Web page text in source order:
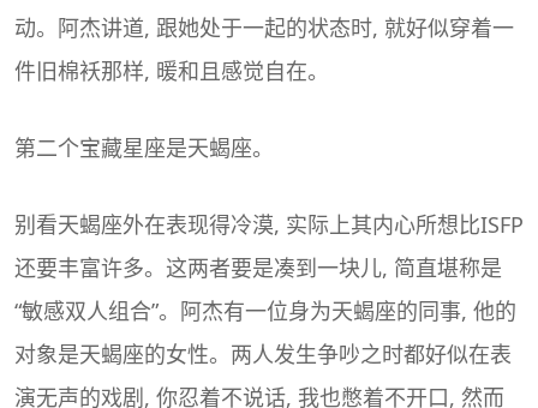
动。阿杰讲道, 跟她处于一起的状态时, 就好似穿着一
件旧棉袄那样, 暖和且感觉自在。
第二个宝藏星座是天蝎座。
别看天蝎座外在表现得冷漠, 实际上其内心所想比ISFP
还要丰富许多。这两者要是凑到一块儿, 简直堪称是
“敏感双人组合”。阿杰有一位身为天蝎座的同事, 他的
对象是天蝎座的女性。两人发生争吵之时都好似在表
演无声的戏剧, 你忍着不说话, 我也憋着不开口, 然而